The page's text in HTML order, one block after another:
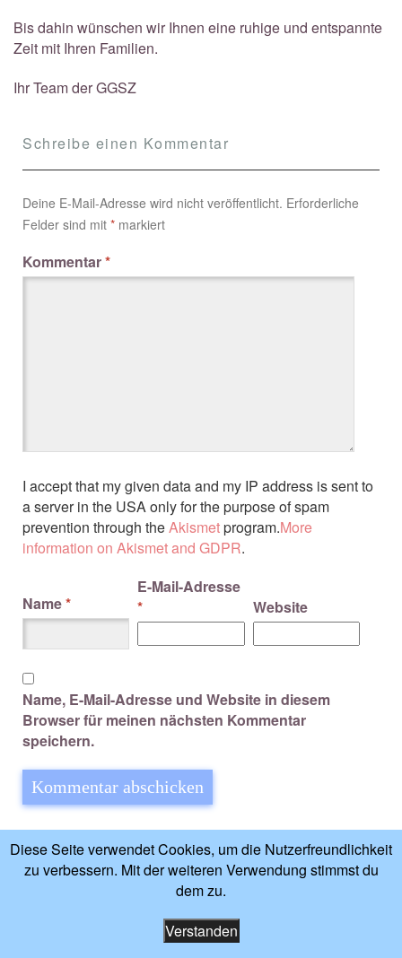
Bis dahin wünschen wir Ihnen eine ruhige und entspannte
Zeit mit Ihren Familien.
Ihr Team der GGSZ
Schreibe einen Kommentar
Deine E-Mail-Adresse wird nicht veröffentlicht. Erforderliche
Felder sind mit * markiert
Kommentar*
I accept that my given data and my IP address is sent to
a server in the USA only for the purpose of spam
prevention through theAkismetprogram.More
information on Akismet and GDPR.
Name*
E-Mail-Adresse
*
Website
Name, E-Mail-Adresse und Website in diesem
Browser für meinen nächsten Kommentar
speichern.
Diese Website verwendet Akismet, um Spam zu
reduzieren.Erfahre mehr darüber, wie deine
Kommentardaten verarbeitet werden.
-Datenschutzerklärung
Diese Seite verwendet Cookies, um die Nutzerfreundlichkeit
zu verbessern. Mit der weiteren Verwendung stimmst du
dem zu.
Verstanden